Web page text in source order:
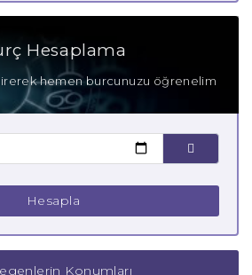
Hesaplama
hemen burcunuzu öğrenelim
Hesapla
Konumları